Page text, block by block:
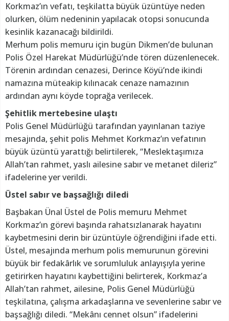
Korkmaz’ın vefatı, teşkilatta büyük üzüntüye neden
olurken, ölüm nedeninin yapılacak otopsi sonucunda
kesinlik kazanacağı bildirildi.
Merhum polis memuru için bugün Dikmen’de bulunan
Polis Özel Harekat Müdürlüğü’nde tören düzenlenecek.
Törenin ardından cenazesi, Derince Köyü’nde ikindi
namazına müteakip kılınacak cenaze namazının
ardından aynı köyde toprağa verilecek.
Şehitlik mertebesine ulaştı
Polis Genel Müdürlüğü tarafından yayınlanan taziye
mesajında, şehit polis Mehmet Korkmaz’ın vefatının
büyük üzüntü yarattığı belirtilerek, “Meslektaşımıza
Allah’tan rahmet, yaslı ailesine sabır ve metanet dileriz”
ifadelerine yer verildi.
Üstel sabır ve başsağlığı diledi
Başbakan Ünal Üstel de Polis memuru Mehmet
Korkmaz’ın görevi başında rahatsızlanarak hayatını
kaybetmesini derin bir üzüntüyle öğrendiğini ifade etti.
Üstel, mesajında merhum polis memurunun görevini
büyük bir fedakârlık ve sorumluluk anlayışıyla yerine
getirirken hayatını kaybettiğini belirterek, Korkmaz’a
Allah’tan rahmet, ailesine, Polis Genel Müdürlüğü
teşkilatına, çalışma arkadaşlarına ve sevenlerine sabır ve
başsağlığı diledi. “Mekânı cennet olsun” ifadelerini